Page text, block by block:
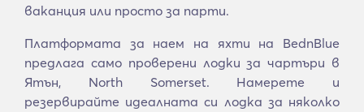
ваканция или просто за парти.
Платформата за наем на яхти на BednBlue
предлага само проверени лодки за чартъри в
Ятън, North Somerset. Намерете и
резервирайте идеалната си лодка за няколко